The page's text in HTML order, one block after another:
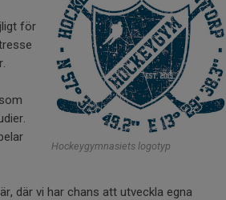
Hockeygymnasiets logotyp
för
där vi har chans att utveckla egna